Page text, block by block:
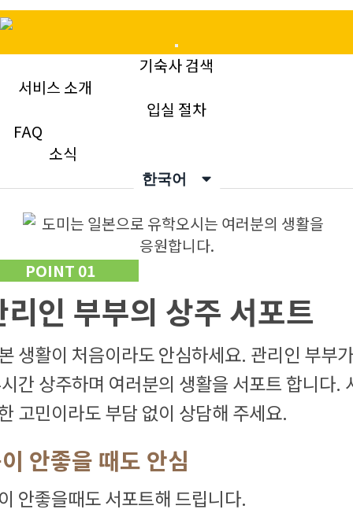
Mobile
Menu
기숙사 검색
서비스 소개
입실 절차
FAQ
소식
한국어
서비스 소개
POINT 01
리인 부부의 상주 서포트
생활이 처음이라도 안심하세요. 관리인 부부가
간 상주하며 여러분의 생활을 서포트 합니다.
고민이라도 부담 없이 상담해 주세요.
안좋을 때도 안심
안좋을때도 서포트해 드립니다.